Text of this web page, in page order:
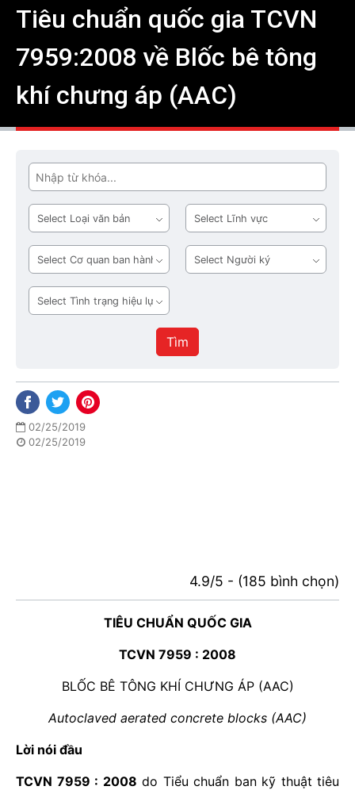
Tiêu chuẩn quốc gia TCVN
7959:2008 về Blốc bê tông
khí chưng áp (AAC)
Tìm
Loại
văn
bản
Lĩnh
vực
Cơ
quan
ban
hành
Người
ký
Tình
trạng
Tìm
02/25/2019
02/25/2019
4.9/5 - (185 bình chọn)
TIÊU CHUẨN QUỐC GIA
TCVN 7959 : 2008
BLỐC BÊ TÔNG KHÍ CHƯNG ÁP (AAC)
Autoclaved aerated concrete blocks (AAC)
Lời nói đầu
TCVN 7959 : 2008 do Tiểu chuẩn ban kỹ thuật tiêu